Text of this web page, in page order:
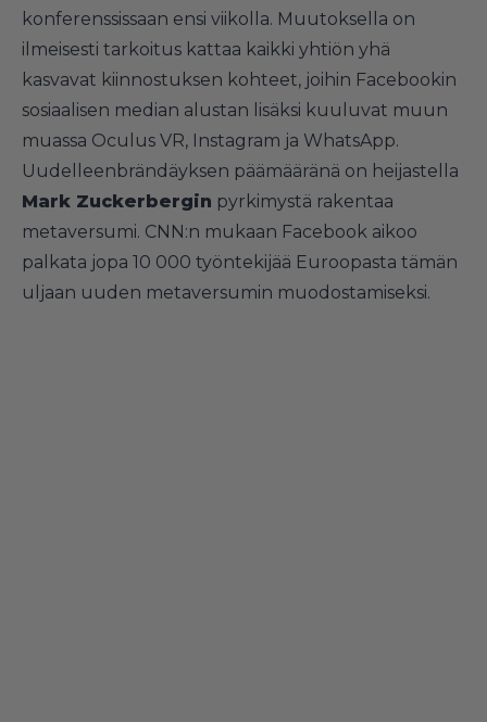
konferenssissaan ensi viikolla. Muutoksella on
ilmeisesti tarkoitus kattaa kaikki yhtiön yhä
kasvavat kiinnostuksen kohteet, joihin Facebookin
sosiaalisen median alustan lisäksi kuuluvat muun
muassa Oculus VR, Instagram ja WhatsApp.
Uudelleenbrändäyksen päämääränä on heijastella
Mark Zuckerbergin pyrkimystä rakentaa
metaversumi. CNN:n mukaan Facebook aikoo
palkata jopa 10 000 työntekijää Euroopasta tämän
uljaan uuden metaversumin muodostamiseksi.